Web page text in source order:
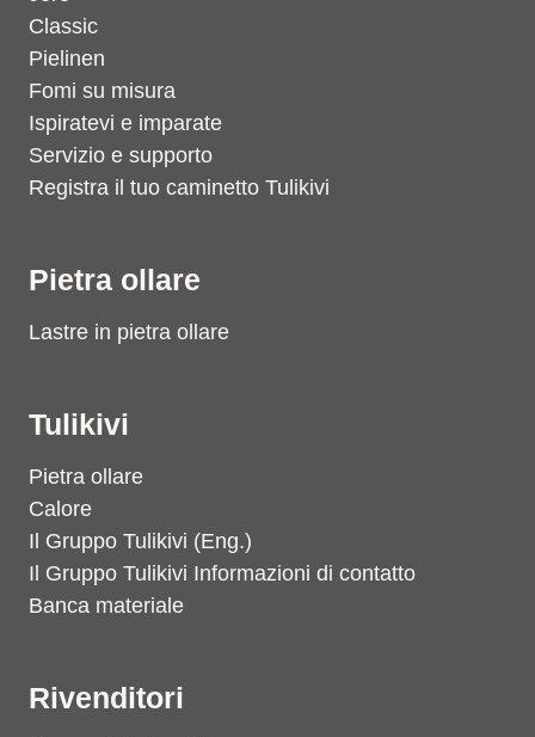
Classic
Pielinen
Fomi su misura
Ispiratevi e imparate
Servizio e supporto
Registra il tuo caminetto Tulikivi
Pietra ollare
Lastre in pietra ollare
Tulikivi
Pietra ollare
Calore
Il Gruppo Tulikivi (Eng.)
Il Gruppo Tulikivi Informazioni di contatto
Banca materiale
Rivenditori